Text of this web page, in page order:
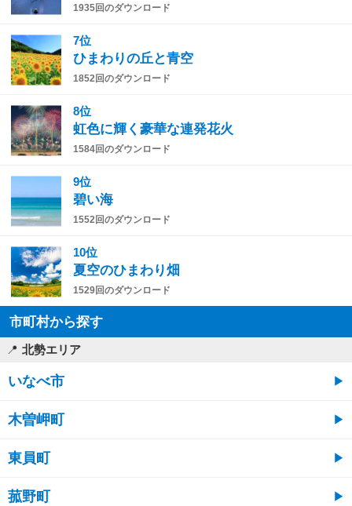
1935回のダウンロード
7位
ひまわりの丘と青空
1852回のダウンロード
8位
虹色に輝く豪華な連発花火
1584回のダウンロード
9位
碧い海
1552回のダウンロード
10位
夏空のひまわり畑
1529回のダウンロード
市町村から探す
北勢エリア
いなべ市
木曽岬町
東員町
菰野町